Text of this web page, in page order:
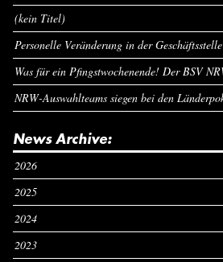
(kein Titel)
Personelle Veränderung in der Geschäftsstelle
News Archive:
2026
2025
2024
2023